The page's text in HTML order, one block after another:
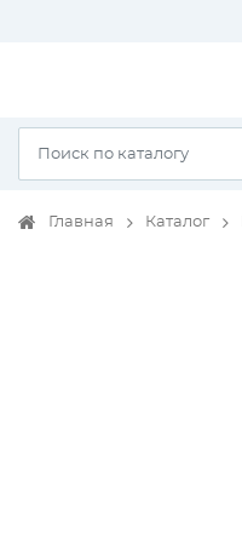
Главная Каталог